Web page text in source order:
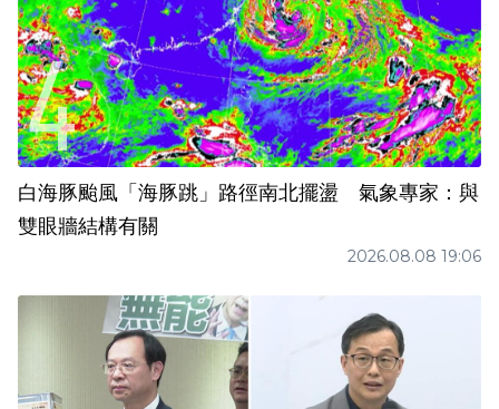
白海豚颱風「海豚跳」路徑南北擺盪 氣象專家：與
雙眼牆結構有關
2026.08.08 19:06